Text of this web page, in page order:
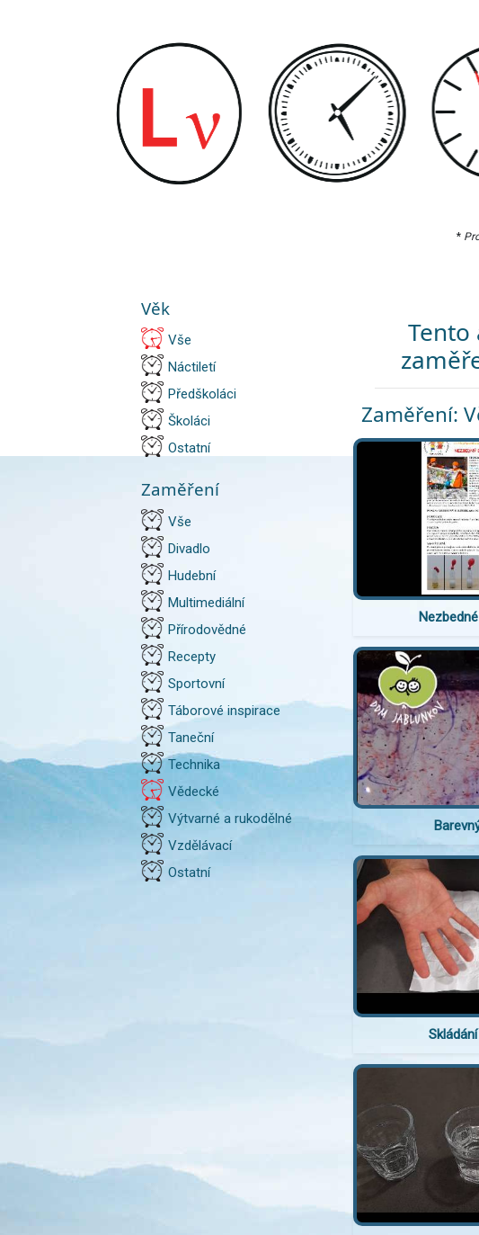
*
Věk
Vše
Náctiletí
Předškoláci
Školáci
Ostatní
Zaměření
Vše
Divadlo
Hudební
Multimediální
Přírodovědné
Recepty
Sportovní
Táborové inspirace
Taneční
Technika
Vědecké
Výtvarné a rukodělné
Vzdělávací
Ostatní
Tento
Zaměření: